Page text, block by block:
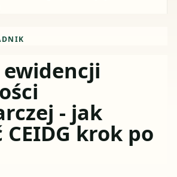
- jak
CEIDG krok po